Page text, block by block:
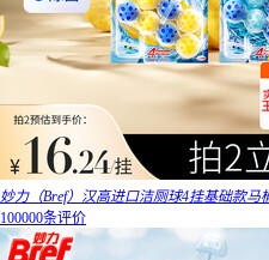
妙力（Bref）汉高进口洁厕球4挂基础款
100000条评价